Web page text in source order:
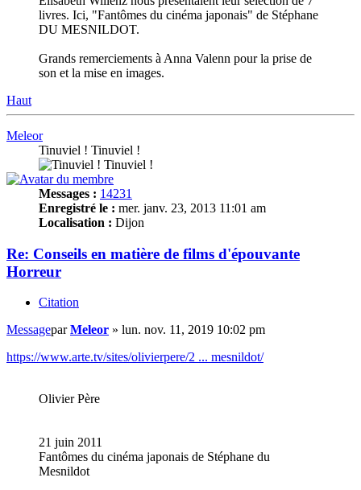
livres. Ici, "Fantômes du cinéma japonais" de Stéphane
DU MESNILDOT.
Grands remerciements à Anna Valenn pour la prise de
son et la mise en images.
Haut
Meleor
Tinuviel ! Tinuviel !
Messages : 14231
Enregistré le : mer. janv. 23, 2013 11:01 am
Localisation : Dijon
Re: Conseils en matière de films d'épouvante
Horreur
Citation
MessageparMeleor » lun. nov. 11, 2019 10:02 pm
https://www.arte.tv/sites/olivierpere/2 ... mesnildot/
Olivier Père
21 juin 2011
Fantômes du cinéma japonais de Stéphane du
Mesnildot